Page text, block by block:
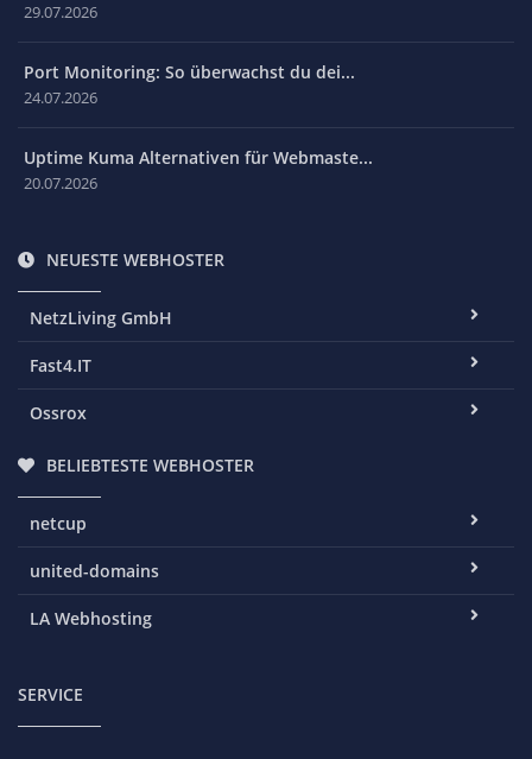
29.07.2026
Port Monitoring: So überwachst du dei...
24.07.2026
Uptime Kuma Alternativen für Webmaste...
20.07.2026
NEUESTE WEBHOSTER
NetzLiving GmbH
Fast4.IT
Ossrox
BELIEBTESTE WEBHOSTER
netcup
united-domains
LA Webhosting
SERVICE